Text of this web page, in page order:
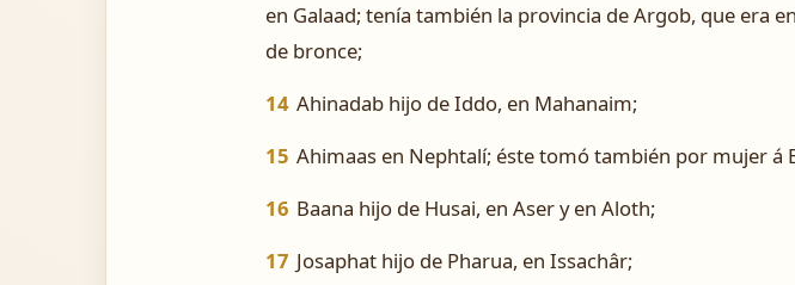
en Galaad; tenía también la provincia de Argob, que era
de bronce;
14 Ahinadab hijo de Iddo, en Mahanaim;
15 Ahimaas en Nephtalí; éste tomó también por mujer á
16 Baana hijo de Husai, en Aser y en Aloth;
17 Josaphat hijo de Pharua, en Issachâr;